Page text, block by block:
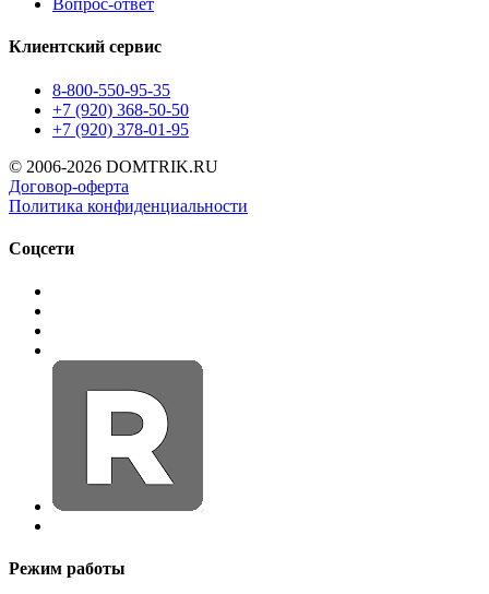
Вопрос-ответ
Клиентский сервис
8-800-550-95-35
+7 (920) 368-50-50
+7 (920) 378-01-95
© 2006-2026 DOMTRIK.RU
Договор-оферта
Политика конфиденциальности
Соцсети
Режим работы